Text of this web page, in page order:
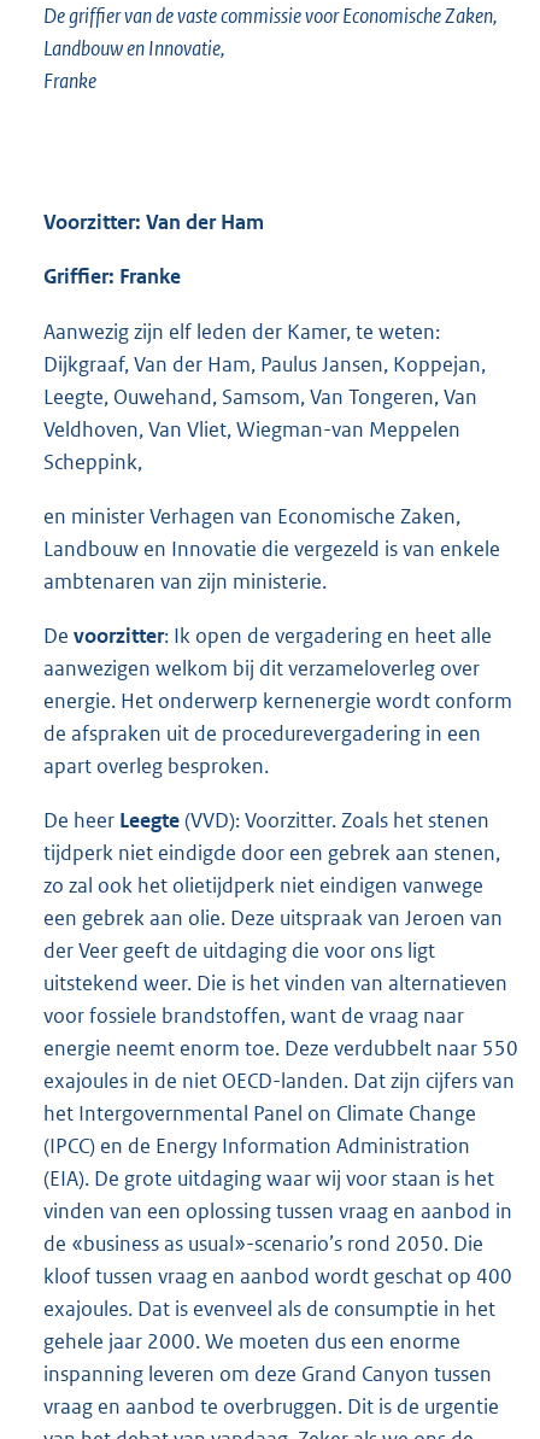
De griffier van de vaste commissie voor Economische Zaken,
Landbouw en Innovatie,
Franke
Voorzitter: Van der Ham
Griffier: Franke
Aanwezig zijn elf leden der Kamer, te weten:
Dijkgraaf, Van der Ham, Paulus Jansen, Koppejan,
Leegte, Ouwehand, Samsom, Van Tongeren, Van
Veldhoven, Van Vliet, Wiegman-van Meppelen
Scheppink,
en minister Verhagen van Economische Zaken,
Landbouw en Innovatie die vergezeld is van enkele
ambtenaren van zijn ministerie.
De voorzitter: Ik open de vergadering en heet alle
aanwezigen welkom bij dit verzameloverleg over
energie. Het onderwerp kernenergie wordt conform
de afspraken uit de procedurevergadering in een
apart overleg besproken.
De heer Leegte(VVD): Voorzitter. Zoals het stenen
tijdperk niet eindigde door een gebrek aan stenen,
zo zal ook het olietijdperk niet eindigen vanwege
een gebrek aan olie. Deze uitspraak van Jeroen van
der Veer geeft de uitdaging die voor ons ligt
uitstekend weer. Die is het vinden van alternatieven
voor fossiele brandstoffen, want de vraag naar
energie neemt enorm toe. Deze verdubbelt naar 550
exajoules in de niet OECD-landen. Dat zijn cijfers van
het Intergovernmental Panel on Climate Change
(IPCC) en de Energy Information Administration
(EIA). De grote uitdaging waar wij voor staan is het
vinden van een oplossing tussen vraag en aanbod in
de «business as usual»-scenario’s rond 2050. Die
kloof tussen vraag en aanbod wordt geschat op 400
exajoules. Dat is evenveel als de consumptie in het
gehele jaar 2000. We moeten dus een enorme
inspanning leveren om deze Grand Canyon tussen
vraag en aanbod te overbruggen. Dit is de urgentie